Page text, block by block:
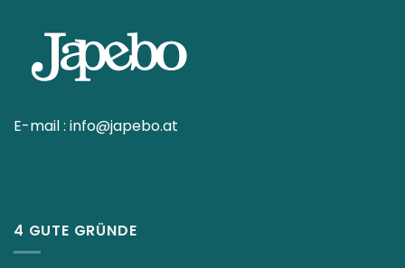
E-mail : info@japebo.at
4 GUTE GRÜNDE